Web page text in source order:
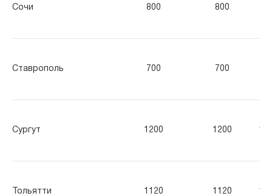
Сочи 800 800
Ставрополь 700 700
Сургут 1200 1200
Тольятти 1120 1120